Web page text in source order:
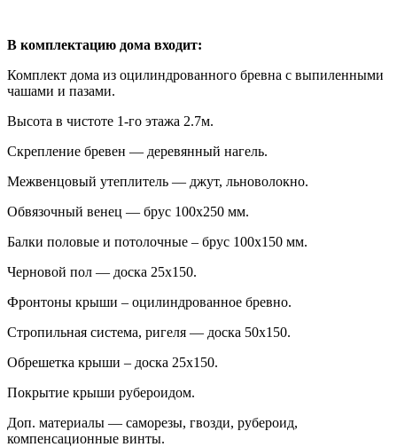
В комплектацию дома входит:
Комплект дома из оцилиндрованного бревна с выпиленными
чашами и пазами.
Высота в чистоте 1-го этажа 2.7м.
Скрепление бревен — деревянный нагель.
Межвенцовый утеплитель — джут, льноволокно.
Обвязочный венец — брус 100х250 мм.
Балки половые и потолочные – брус 100х150 мм.
Черновой пол — доска 25х150.
Фронтоны крыши – оцилиндрованное бревно.
Стропильная система, ригеля — доска 50х150.
Обрешетка крыши – доска 25х150.
Покрытие крыши рубероидом.
Доп. материалы — саморезы, гвозди, рубероид,
компенсационные винты.